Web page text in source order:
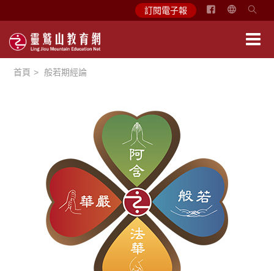
訂閱電子報
简
首頁 般若期經論